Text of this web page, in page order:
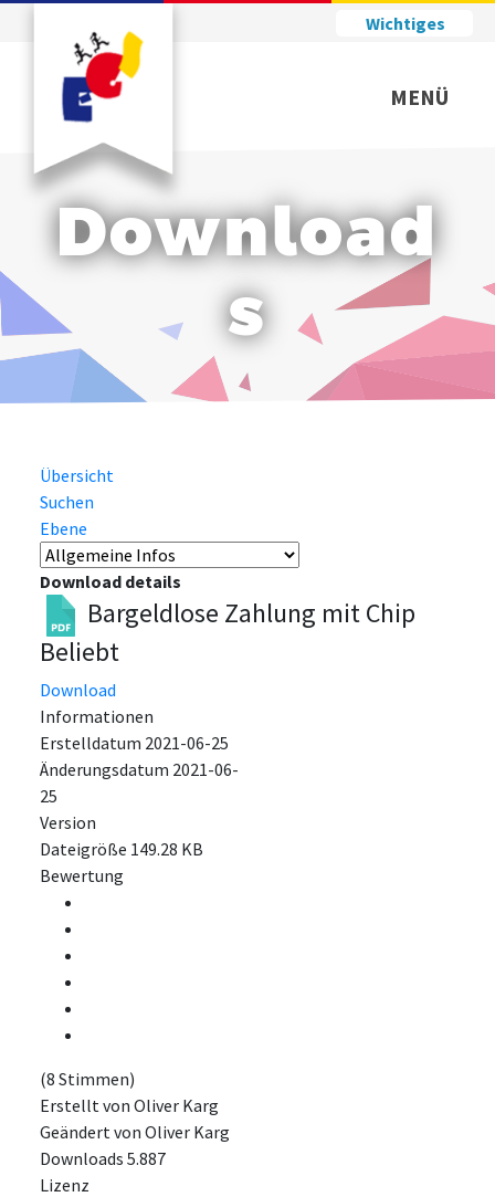
Wichtiges
MENÜ
Download
s
Übersicht
Suchen
Ebene
Download details
Bargeldlose Zahlung mit Chip
Beliebt
Download
Informationen
Erstelldatum 2021-06-25
Änderungsdatum 2021-06-
25
Version
Dateigröße 149.28 KB
Bewertung
(8 Stimmen)
Erstellt von Oliver Karg
Geändert von Oliver Karg
Downloads 5.887
Lizenz